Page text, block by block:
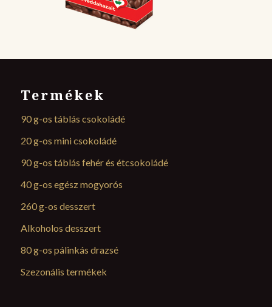
Termékek
90 g-os táblás csokoládé
20 g-os mini csokoládé
90 g-os táblás fehér és étcsokoládé
40 g-os egész mogyorós
260 g-os desszert
Alkoholos desszert
80 g-os pálinkás drazsé
Szezonális termékek